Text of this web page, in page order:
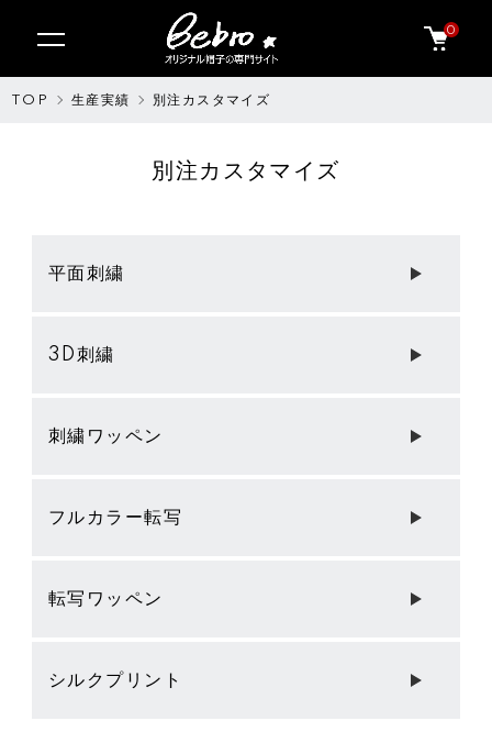
0
TOP 生産実績 別注カスタマイズ
別注カスタマイズ
平面刺繍
3D刺繍
刺繍ワッペン
フルカラー転写
転写ワッペン
シルクプリント